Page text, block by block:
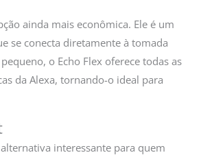
ainda mais econômica. Ele é um
se conecta diretamente à tomada
o Echo Flex oferece todas as
da Alexa, tornando-o ideal para
interessante para quem